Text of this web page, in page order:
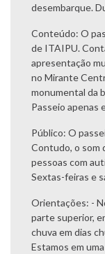
desembarque.
Conteúdo: O
de ITAIPU.
apresentação
no Mirante
monumental da
Passeio apenas
Público: O
Contudo, o som
pessoas com
Sextas-feiras e
Orientações: -
parte superior,
chuva em dias
Estamos em